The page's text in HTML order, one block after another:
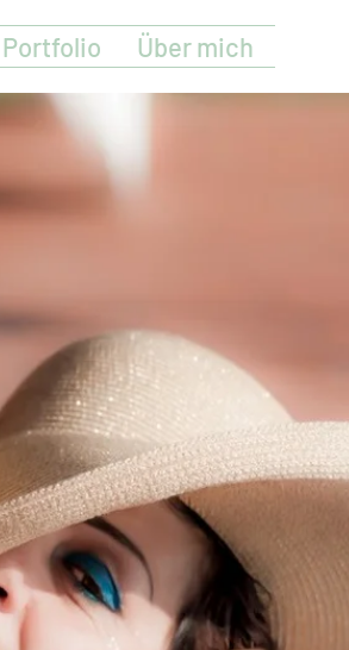
Portfolio Über mich